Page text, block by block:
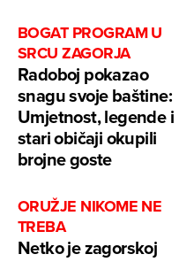
BOGAT PROGRAM U
SRCU ZAGORJA
Radoboj pokazao
snagu svoje baštine:
Umjetnost, legende i
stari običaji okupili
brojne goste
ORUŽJE NIKOME NE
TREBA
Netko je zagorskoj